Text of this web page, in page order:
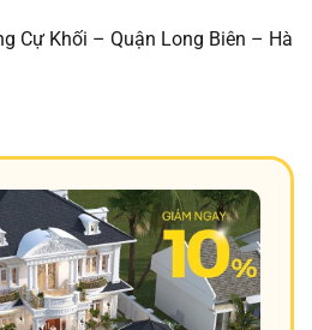
Cự Khối – Quận Long Biên – Hà